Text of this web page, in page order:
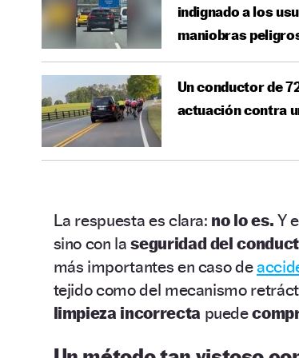
indignado a los
maniobras
Un conductor de
actuación contra
La respuesta es clara: no lo es. Y
sino con laseguridad del
más importantes en caso de
tejido como del mecanismo
limpieza incorrecta puede